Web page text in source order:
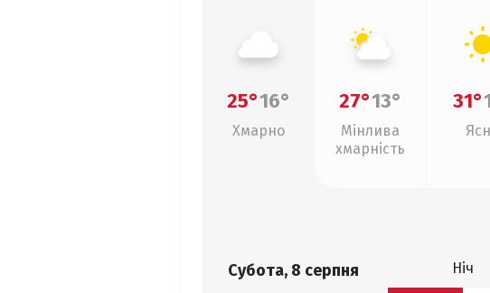
25°16°
Хмарно
27°13°
Мінлива
хмарність
31°
Субота, 8 серпня Ніч